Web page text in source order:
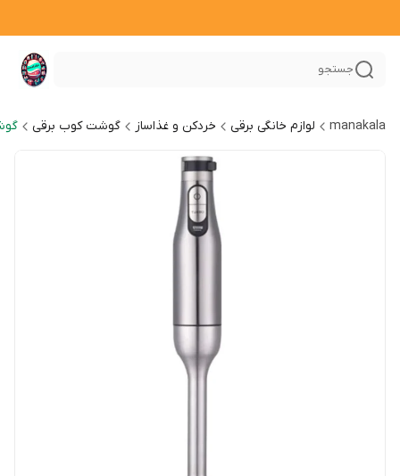
جستجو
manakala لوازم خانگی برقی خردکن و غذاساز گوشت کوب برقی